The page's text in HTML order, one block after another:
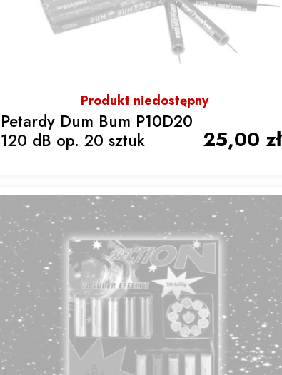
Produkt niedostępny
Petardy Dum Bum P10D20
120 dB op. 20 sztuk
25,00 zł